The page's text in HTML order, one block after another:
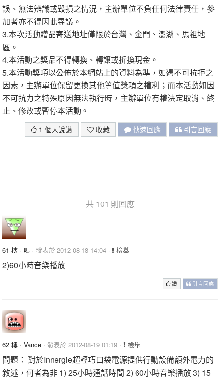
誤、無法辨識或毀損之情況，主辦單位不負任何法律責任，參
加者亦不得因此異議。
3.本次活動贈品寄送地址僅限於台灣、金門、澎湖、馬祖地
區。
4.本活動之獎品不得轉換、轉讓或折換現金。
5.本活動獎項以公佈於本網站上的資料為準，如遇不可抗拒之
因素，主辦單位保留更換其他等值獎項之權利；而本活動如因
不可抗力之特殊原因無法執行時，主辦單位有權決定取消、終
止、修改或暫停本活動。
1 個人說讚 收藏 快速回應 引言回應
共 101 則回應
61 樓 · 嗎 · 發表於 2012-08-18 14:04 · 檢舉
2)60小時音樂播放
讚 引言回應
62 樓 · Vance · 發表於 2012-08-19 01:19 · 檢舉
問題： 對於Innergie超輕巧口袋電源提供行動設備額外電力的
敘述，何者為非 1) 25小時通話時間 2) 60小時音樂播放 3) 15